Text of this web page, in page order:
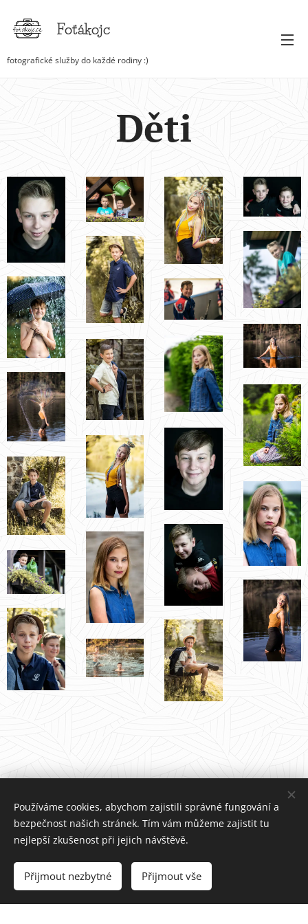
Foťákojc
fotografické služby do každé rodiny :)
Děti
© 2022 fotakojc.cz -Horní Bříza 33012
Vytvořeno službou Webnode
Používáme cookies, abychom zajistili správné fungování a
bezpečnost našich stránek. Tím vám můžeme zajistit tu
nejlepší zkušenost při jejich návštěvě.
Přijmout nezbytné Přijmout vše